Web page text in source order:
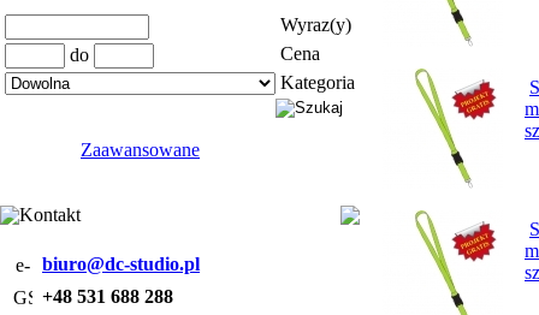
Wyraz(y)
do
Cena
Kategoria
Zaawansowane
Kontakt
biuro@dc-studio.pl
+48 531 688 288